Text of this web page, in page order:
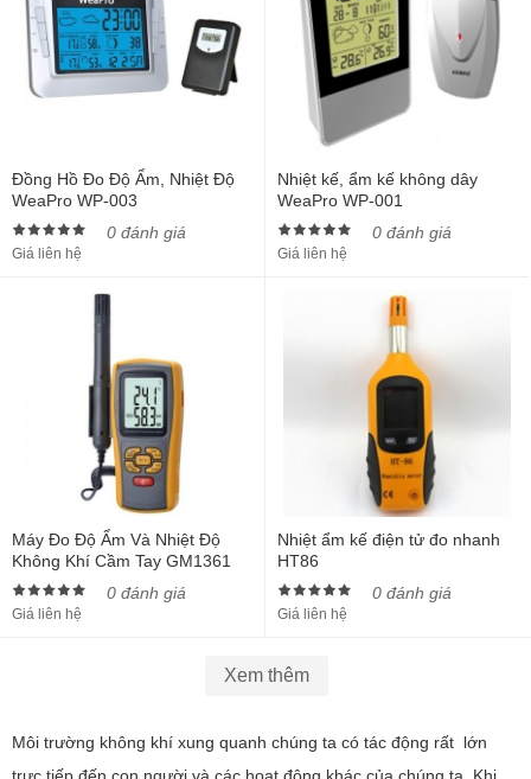
Đồng Hồ Đo Độ Ẩm, Nhiệt Độ
WeaPro WP-003
0 đánh giá
Giá liên hệ
Nhiệt kế, ẩm kế không dây
WeaPro WP-001
0 đánh giá
Giá liên hệ
Máy Đo Độ Ẩm Và Nhiệt Độ
Không Khí Cầm Tay GM1361
0 đánh giá
Giá liên hệ
Nhiệt ẩm kế điện tử đo nhanh
HT86
0 đánh giá
Giá liên hệ
Xem thêm
Môi trường không khí xung quanh chúng ta có tác động rất lớn